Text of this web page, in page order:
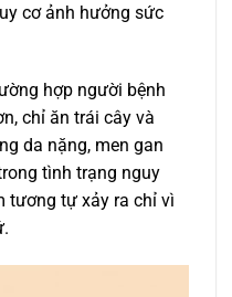
cơ ảnh hưởng sức
hợp người bệnh
chỉ ăn trái cây và
da nặng, men gan
tình trạng nguy
tương tự xảy ra chỉ vì